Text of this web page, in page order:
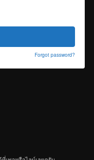
Forgot password?